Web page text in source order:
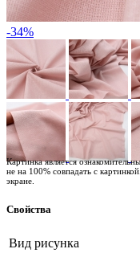
-34%
Картинка является
не на 100% совпадать с
экране.
Свойства
Вид рисунка